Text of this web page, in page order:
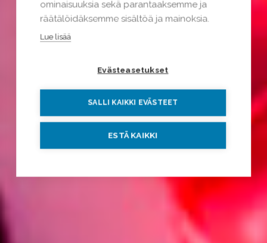
ominaisuuksia sekä parantaaksemme ja
räätälöidäksemme sisältöä ja mainoksia.
Lue lisää
Evästeasetukset
SALLI KAIKKI EVÄSTEET
ESTÄ KAIKKI